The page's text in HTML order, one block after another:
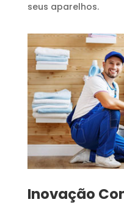
seus aparelhos.
Inovação